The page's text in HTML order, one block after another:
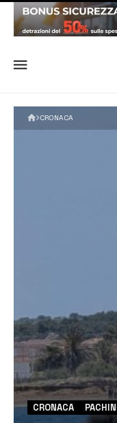
CRONACA
CRONACA